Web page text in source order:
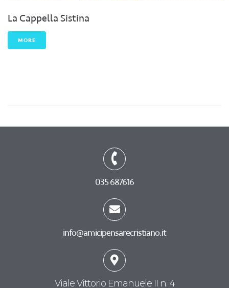
La Cappella Sistina
MORE
035 687616
info@amicipensarecristiano.it
Viale Vittorio Emanuele II n. 4